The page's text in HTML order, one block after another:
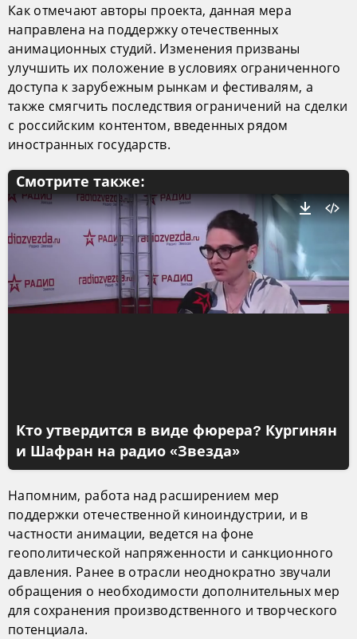
Как отмечают авторы проекта, данная мера
направлена на поддержку отечественных
анимационных студий. Изменения призваны
улучшить их положение в условиях ограниченного
доступа к зарубежным рынкам и фестивалям, а
также смягчить последствия ограничений на сделки
с российским контентом, введенных рядом
иностранных государств.
Смотрите также:
Кто утвердится в виде фюрера? Кургинян
и Шафран на радио «Звезда»
Напомним, работа над расширением мер
поддержки отечественной киноиндустрии, и в
частности анимации, ведется на фоне
геополитической напряженности и санкционного
давления. Ранее в отрасли неоднократно звучали
обращения о необходимости дополнительных мер
для сохранения производственного и творческого
потенциала.